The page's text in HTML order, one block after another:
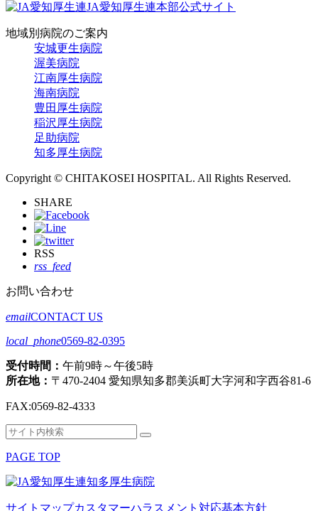
JA愛知厚生連本部公式サイト
地域別病院のご案内
安城更生病院
渥美病院
江南厚生病院
海南病院
豊田厚生病院
稲沢厚生病院
足助病院
知多厚生病院
Copyright © CHITAKOSEI HOSPITAL. All Rights Reserved.
SHARE
RSS
rss_feed
お問い合わせ
emailCONTACT US
local_phone0569-82-0395
受付時間： 午前9時～午後5時
所在地： 〒470-2404 愛知県知多郡美浜町大字河和字西谷81-6
FAX:0569-82-4333
検
対
象:
検
PAGE TOP
サイトマップカスタマーハラスメント対応基本方針